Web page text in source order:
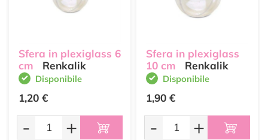
Sfera in plexiglass 6
cm
Renkalik
Disponibile
1,20 €
- +
Sfera in plexiglass
10 cm
Renkalik
Disponibile
1,90 €
- +